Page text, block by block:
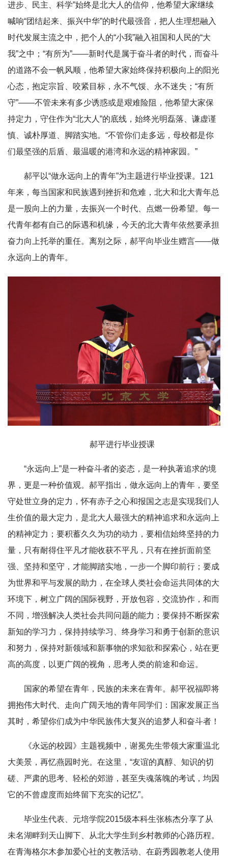
进步、民主、科学”始终是北大人的信仰，他希望大家继续
喊响“团结起来、振兴中华”的时代最强音，把人生理想融入
时代发展主流之中，把个人的“小我”融入祖国和人民的“大
我”之中；“有所为”——新时代是属于奋斗者的时代，而奋斗
的道路不会一帆风顺，他希望大家始终保持积极向上的阳光
心态，抱定宗旨、咬紧目标，永不气馁、永不迷失；“有所
守”——不管未来有多少诱惑或是艰难险阻，他希望大家保
持定力，守住作为“北大人”的底线，始终光明磊落、谦虚谨
慎、诚朴厚道、脚踏实地。“不管你们走多远，母校都是你
们最坚强的后盾、最温暖的港湾和永远的精神家园。”
郝平以“做永远向上的青年”为主题进行毕业授课。121
年来，每当国家和民族遇到挫折和危难，北大和北大青年总
是一股向上的力量，去振兴一个时代、点燃一份希望。每一
代青年都有自己的际遇和机缘，今天的北大青年依然要承担
奋力向上托举的重任。离别之际，郝平向毕业生赠言——做
永远向上的青年。
郝平进行毕业授课
“永远向上”是一种奋斗者的姿态，是一种执著追求的境
界，更是一种价值观。郝平指出，做永远向上的青年，要坚
守处世立身的定力，怀有赤子之心和报国之志是实现我们人
生价值的最大定力，是北大人最强大的精神追求和永远向上
的精神定力；要积蓄久久为功的动力，要相信始终坚持的力
量，只有耐得住平凡才能收获不平凡，只有在挫折面前坚
强、坚持和坚守，才能脚踏实地，一步一个脚印前行；要成
为世界和平与发展的助力，在全球人类社会命运共同体的大
环境下，树立广阔的国际视野，开放包容，交流协作，和而
不同，增强解决人类社会共同问题的能力；要保持不断探索
新知的学习力，保持持续学习、终身学习和勇于创新的意识
和努力，保持对新领域和新事物的求知欲和探索心，站在更
高的高度，以更广阔的视角，思考人类的前途和命运。
国家的希望在青年，民族的未来在青年。郝平祝福即将
拥抱伟大时代、走向广阔天地的青年同学们：国家发展正当
其时，希望你们成为中华民族伟大复兴的追梦人和奋斗者！
《永远的校园》主题视频中，谢冕先生带领大家重温北
大美景，再忆燕园时光。在这里，“友谊的真醇、知识的切
磋、严肃的思考、轻松的郊游，甚至失魂落魄的考试，均因
它的不曾虚度而始终留下充实的记忆”。
毕业生代表、元培学院2015级本科生张栋杰分享了从
未名湖畔到天山脚下、从北大学生到乡村教师的心路历程。
在青海格尔木参加爱心社的支教活动、在蔚秀园教老人使用